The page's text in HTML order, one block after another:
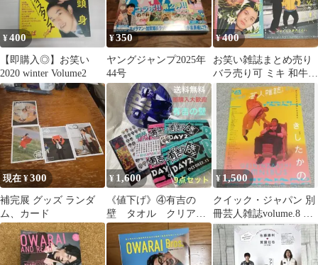
¥400
【即購入◎】お笑い
2020 winter Volume2
¥350
ヤングジャンプ2025年
44号
¥400
お笑い雑誌まとめ売り
バラ売り可 ミキ 和牛
霜降り明星 EXIT 男性
ブランコ
現在 ¥300
補完展 グッズ ランダ
ム、カード
¥ 1,600
《値下げ》④有吉の
壁 タオル クリアフ
ァイル メモ帳 シー
ル うちわ 9点セット
¥ 1,500
クイック・ジャパン 別
冊芸人雑誌volume.8 き
したかのサイン入り